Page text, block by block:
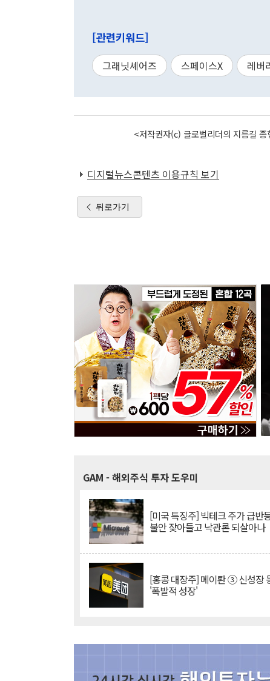
[관련키워드]
그래닛셰어즈 스페이스X 레버
<저작권자(c) 글로벌리더의 지름길
디지털뉴스콘텐츠 이용규칙 보기
뒤로가기
GAM - 해외주식 투자 도우미
[미국 특징주] 빅테크 주가 급반
불안 잦아들고 낙관론 되살아나
[홍콩 대장주] 메이퇀 ③ 신성장
'폭발적 성장'